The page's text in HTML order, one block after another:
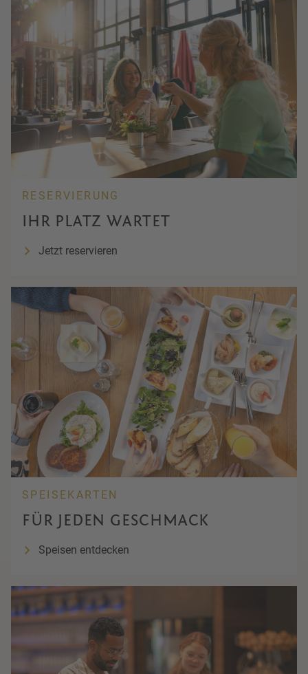
RESERVIERUNG
IHR PLATZ WARTET
Jetzt reservieren
SPEISEKARTEN
FÜR JEDEN GESCHMACK
Speisen entdecken